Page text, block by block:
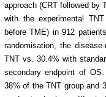
approach (CRT followed by
with the experimental
before TME) in 912
randomisation, the
TNT vs. 30.4% with
secondary endpoint of
38% of the TNT group and